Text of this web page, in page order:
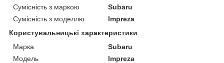
Сумісність з маркою
Subaru
Сумісність з моделлю
Impreza
Користувальницькі характеристики
Марка
Subaru
Модель
Impreza